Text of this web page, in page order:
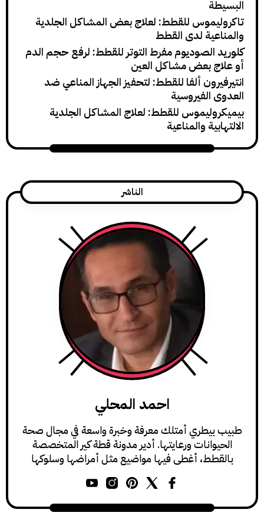
للقطط: لعلاج بعض المشاكل الجلدية
لدى القطط
الصوديوم مفرط التوتر للقطط: لرفع حجم الدم
بعض مشاكل العين
ألفا للقطط: لتحفيز الجهاز المناعي ضد
الفيروسية
للقطط: لعلاج المشاكل الجلدية
والمناعية
احمد المحلي
أمتلك معرفة وخبرة واسعة في مجال صحة
ورعايتها. أدير مدونة قطة كير المتخصصة
أغطي فيها مواضيع مثل أمراضها وسلوكها